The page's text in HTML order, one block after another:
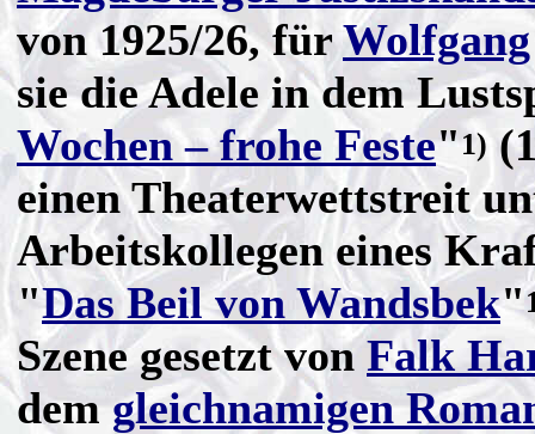
von 1925/26, für
sie die Adele in dem
Wochen – frohe Feste"1)
einen Theaterwettstreit
Arbeitskollegen eines
"Das Beil von Wandsbek"
Szene gesetzt von Falk
demgleichnamigen